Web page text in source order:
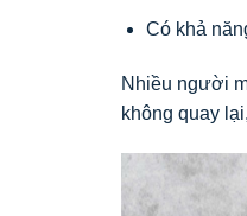
Có khả
Nhiều người
không quay